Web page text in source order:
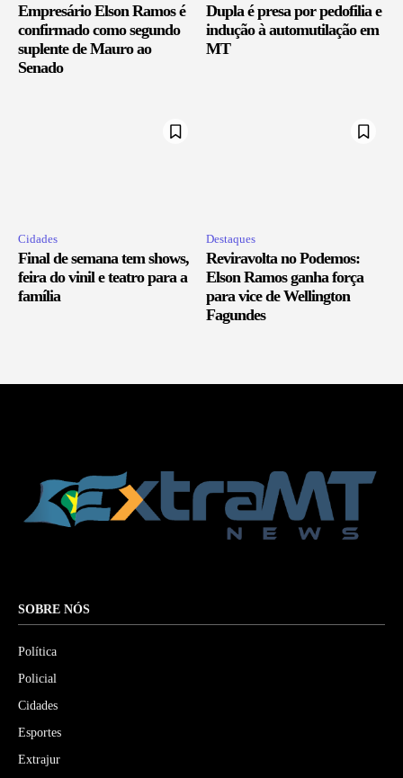
Empresário Elson Ramos é
confirmado como segundo
suplente de Mauro ao
Senado
Dupla é presa por pedofilia e
indução à automutilação em
MT
Cidades
Final de semana tem shows,
feira do vinil e teatro para a
família
Destaques
Reviravolta no Podemos:
Elson Ramos ganha força
para vice de Wellington
Fagundes
SOBRE NÓS
Política
Policial
Cidades
Esportes
Extrajur